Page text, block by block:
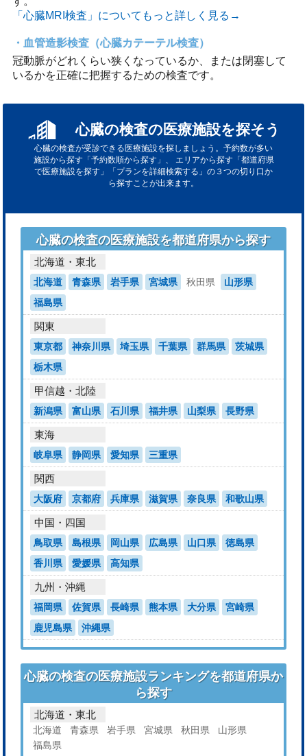
「心臓MRI検査」についてもっと詳しく見る→
血管造影検査（心臓カテーテル検査）
冠動脈がどれくらい狭くなっているか、または閉塞して
いるかを正確に把握するための検査です。
心臓の検査の医療施設を探そう
心臓の検査が受診できる医療施設を探しましょう。予約数が多い
施設から探す「予約数順から探す」、
エリアから探す「都道府県
で医療施設を探す」「プランを詳細検索する」の３つの切り口か
ら探すことが出来ます。
心臓の検査の医療施設を都道府県から探す
北海道・東北
北海道 青森県 岩手県 宮城県 秋田県
山形県
福島県
関東
東京都 神奈川県 埼玉県 千葉県 群馬県
茨城県
栃木県
甲信越・北陸
新潟県 富山県 石川県 福井県 山梨県 長野県
東海
岐阜県 静岡県 愛知県 三重県
関西
大阪府 京都府 兵庫県 滋賀県 奈良県 和歌山県
中国・四国
鳥取県 島根県 岡山県 広島県 山口県
徳島県
香川県
愛媛県 高知県
九州・沖縄
福岡県 佐賀県 長崎県 熊本県 大分県
宮崎県
鹿児島県
沖縄県
心臓の検査の医療施設ランキングを都道府県か
ら探す
北海道・東北
北海道 青森県 岩手県 宮城県 秋田県
山形県
福島県